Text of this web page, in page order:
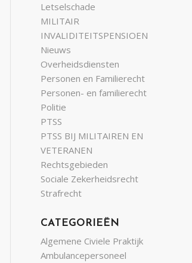
Letselschade
MILITAIR
INVALIDITEITSPENSIOEN
Nieuws
Overheidsdiensten
Personen en Familierecht
Personen- en familierecht
Politie
PTSS
PTSS BIJ MILITAIREN EN
VETERANEN
Rechtsgebieden
Sociale Zekerheidsrecht
Strafrecht
CATEGORIEËN
Algemene Civiele Praktijk
Ambulancepersoneel